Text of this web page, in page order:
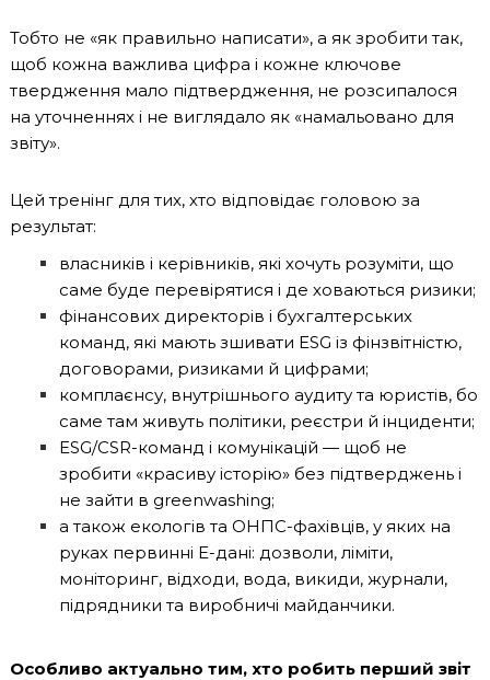
Тобто не «як правильно написати», а як зробити так,
щоб кожна важлива цифра і кожне ключове
твердження мало підтвердження, не розсипалося
на уточненнях і не виглядало як «намальовано для
звіту».
Цей тренінг для тих, хто відповідає головою за
результат:
власників і керівників, які хочуть розуміти, що
саме буде перевірятися і де ховаються ризики;
фінансових директорів і бухгалтерських
команд, які мають зшивати ESG із фінзвітністю,
договорами, ризиками й цифрами;
комплаєнсу, внутрішнього аудиту та юристів, бо
саме там живуть політики, реєстри й інциденти;
ESG/CSR-команд і комунікацій — щоб не
зробити «красиву історію» без підтверджень і
не зайти в greenwashing;
а також екологів та ОНПС-фахівців, у яких на
руках первинні Е-дані: дозволи, ліміти,
моніторинг, відходи, вода, викиди, журнали,
підрядники та виробничі майданчики.
Особливо актуально тим, хто робить перший звіт